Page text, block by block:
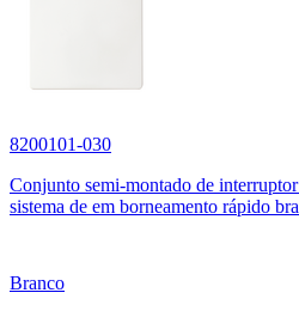
8200101-030
Conjunto semi-montado de
sistema de em borneamento rápido
Branco